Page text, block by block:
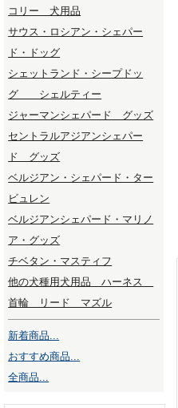
コリー 犬用品
サウス・ロシアン・シェパー
ド・ドッグ
シェットランド・シープドッ
グ シェルティー
ジャーマンシェパード グッズ
セントラルアジアンシェパー
ド グッズ
ベルジアン・シェパード・ター
ビュレン
ベルジアンシェパード・マリノ
ア・グッズ
チベタン・マスティフ
他の犬種用犬用品 ハーネス
首輪 リード マズル
新着商品...
おすすめ商品...
全商品...